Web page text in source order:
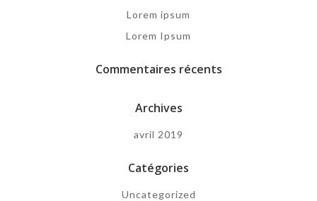
Lorem ipsum
Lorem Ipsum
Commentaires récents
Archives
avril 2019
Catégories
Uncategorized